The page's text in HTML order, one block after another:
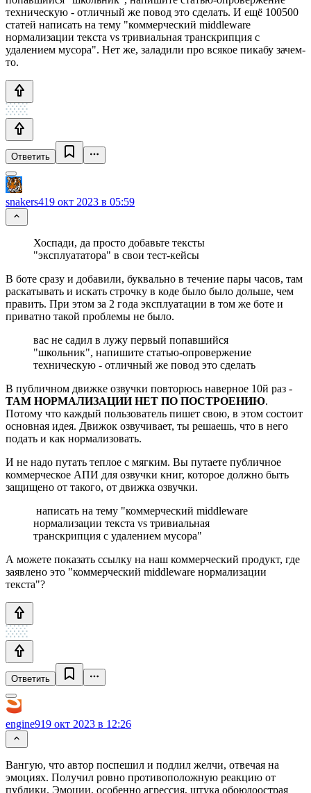
техническую - отличный же повод это сделать. И ещё 100500
статей написать на тему "коммерческий middleware
нормализации текста vs тривиальная транскрипция с
удалением мусора". Нет же, заладили про всякое пикабу зачем-
то.
Ответить
snakers419 окт 2023 в 05:59
Хоспади, да просто добавьте тексты
"эксплуататора" в свои тест-кейсы
В боте сразу и добавили, буквально в течение пары часов, там
раскатывать и искать строчку в коде было было дольше, чем
править. При этом за 2 года эксплуатации в том же боте и
приватно такой проблемы не было.
вас не садил в лужу первый попавшийся
"школьник", напишите статью-опровержение
техническую - отличный же повод это сделать
В публичном движке озвучки повторюсь наверное 10й раз -
ТАМ НОРМАЛИЗАЦИИ НЕТ ПО ПОСТРОЕНИЮ.
Потому что каждый пользователь пишет свою, в этом состоит
основная идея. Движок озвучивает, ты решаешь, что в него
подать и как нормализовать.
И не надо путать теплое с мягким. Вы путаете публичное
коммерческое АПИ для озвучки книг, которое должно быть
защищено от такого, от движка озвучки.
написать на тему "коммерческий middleware
нормализации текста vs тривиальная
транскрипция с удалением мусора"
А можете показать ссылку на наш коммерческий продукт, где
заявлено это "коммерческий middleware нормализации
текста"?
Ответить
engine919 окт 2023 в 12:26
Вангую, что автор поспешил и подлил желчи, отвечая на
эмоциях. Получил ровно противоположную реакцию от
публики. Эмоции, особенно агрессия, штука обоюдоострая